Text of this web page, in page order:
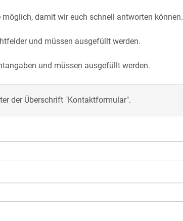
damit wir euch schnell antworten können.
und müssen ausgefüllt werden.
und müssen ausgefüllt werden.
der Überschrift "Kontaktformular".